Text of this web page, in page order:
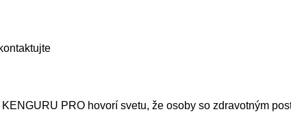
kontaktujte
PRO hovorí svetu, že osoby so zdravotným